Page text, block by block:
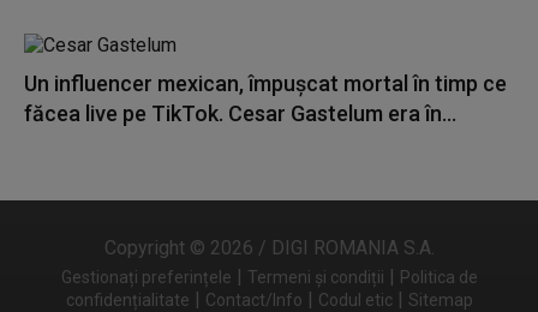
Un influencer mexican, împușcat mortal în timp ce
făcea live pe TikTok. Cesar Gastelum era în...
Copyright © 2026 / DIGI ROMANIA S.A.
Gestionați preferințele | Termeni și condiții | Politica de
confidențialitate | Contact/Info | Codul etic | Sitemap